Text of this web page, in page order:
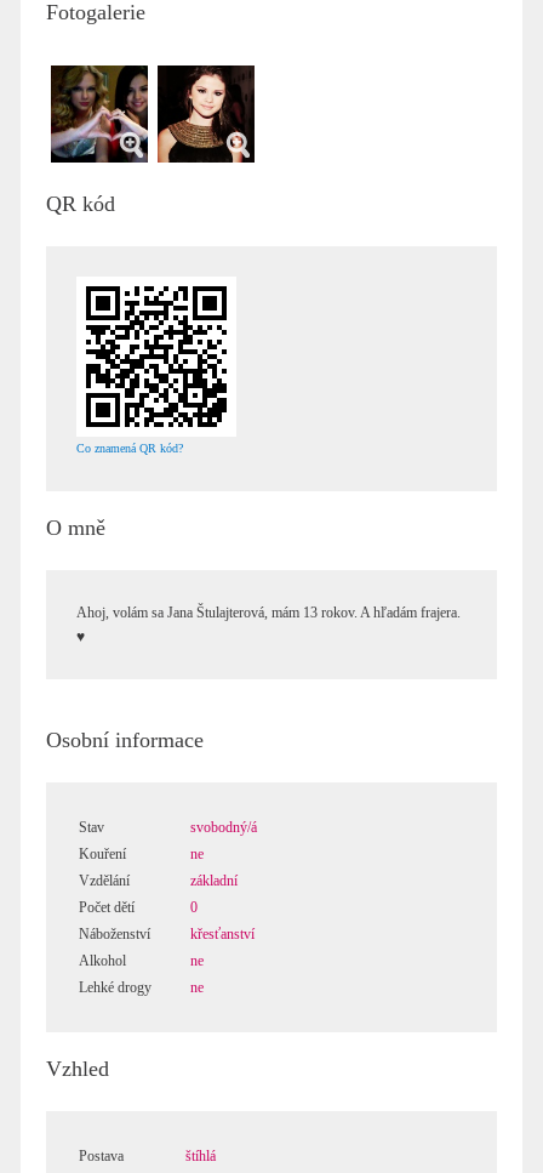
Fotogalerie
QR kód
Co znamená QR kód?
O mně
Ahoj, volám sa Jana Štulajterová, mám 13 rokov. A hľadám frajera.
♥
Osobní informace
Stav
svobodný/á
Kouření
ne
Vzdělání
základní
Počet dětí
0
Náboženství
křesťanství
Alkohol
ne
Lehké drogy
ne
Vzhled
Postava
štíhlá